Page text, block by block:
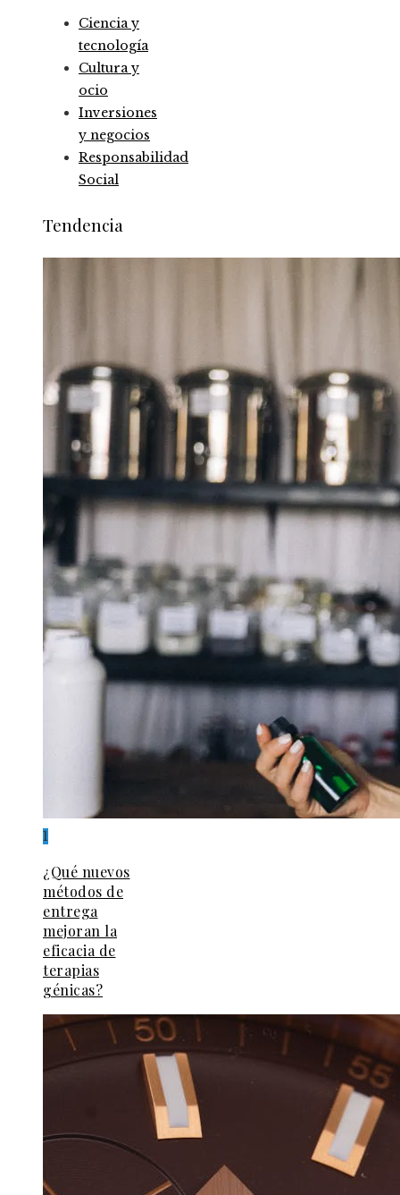
Ciencia y
tecnología
Cultura y
ocio
Inversiones
y negocios
Responsabilidad
Social
Tendencia
1
¿Qué nuevos
métodos de
entrega
mejoran la
eficacia de
terapias
génicas?